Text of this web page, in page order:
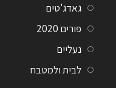
גאדג'טים
פורים 2020
נעליים
לבית ולמטבח